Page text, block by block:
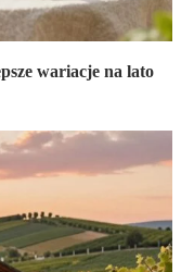
wariacje na lato